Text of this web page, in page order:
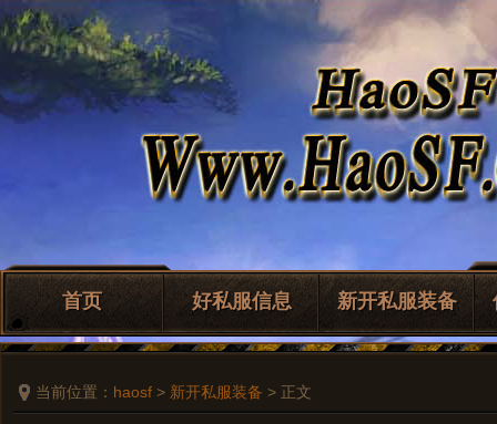
首页 好私服信息 新开私服装备
当前位置： haosf > 新开私服装备 > 正文